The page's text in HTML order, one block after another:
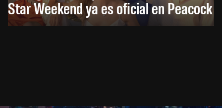
Star Weekend ya es oficial en Peacock